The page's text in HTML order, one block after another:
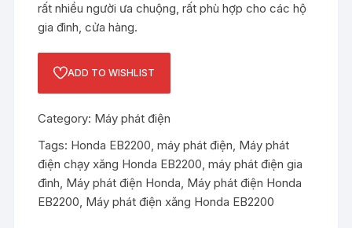
rất nhiều người ưa chuộng, rất phù hợp cho các hộ
gia đình, cửa hàng.
ADD TO WISHLIST
Category: Máy phát điện
Tags: Honda EB2200,máy phát điện, Máy phát
điện chạy xăng Honda EB2200,máy phát điện gia
đình, Máy phát điện Honda, Máy phát điện Honda
EB2200, Máy phát điện xăng Honda EB2200